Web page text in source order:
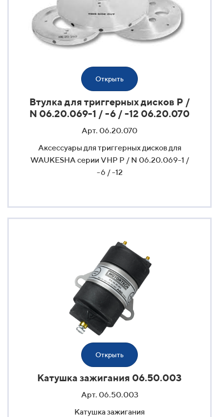
Открыть
Втулка для триггерных дисков P /
N 06.20.069-1 / -6 / -12 06.20.070
Арт. 06.20.070
Аксессуары для триггерных дисков для
WAUKESHA серии VHP P / N 06.20.069-1 /
-6 / -12
Открыть
Катушка зажигания 06.50.003
Арт. 06.50.003
Катушка зажигания